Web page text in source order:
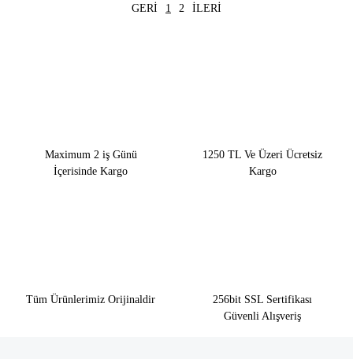
1 2
Maximum 2 iş Günü
İçerisinde Kargo
1250 TL Ve Üzeri Ücretsiz
Kargo
Tüm Ürünlerimiz Orijinaldir
256bit SSL Sertifikası
Güvenli Alışveriş